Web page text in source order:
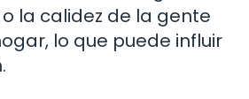
la calidez de la gente
lo que puede influir